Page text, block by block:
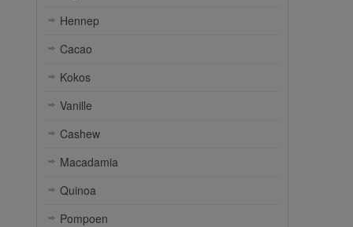
Hennep
Cacao
Kokos
Vanille
Cashew
Macadamia
Quinoa
Pompoen